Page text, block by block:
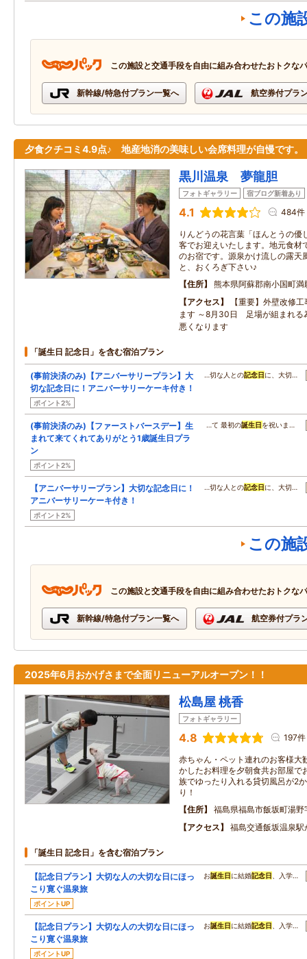
この施
この施設と交通手段を自由に組み合わせたおトクな
新幹線/特急付プラン一覧へ 航空券付プラ
夕食クチコミ4.9点♪ 地産地消の美味しい会席料理が自慢です。
黒川温泉 夢龍胆
フォトギャラリー 宿ブログ新着あり
4.1 484件
りんどうの花言葉「ほんとうの優
客でお迎えいたします。地元食材
のお宿です。源泉かけ流しの露天
と、おくろぎ下さい♪
住所
熊本県阿蘇郡南小国町
アクセス
【重要】外壁改修
ます ～8月30日 足場が組まれる
悪くなります
「誕生日 記念日」を含む宿泊プラン
(事前決済のみ)【アニバーサリープラン】大
切な記念日に！アニバーサリーケーキ付き！
ポイント2%
…切な人との記念日 に、大切…
(事前決済のみ)【ファーストバースデー】生
まれて来てくれてありがとう1歳誕生日プラ
ン
ポイント2%
…て 最初の誕生日 を祝いま…
【アニバーサリープラン】大切な記念日に！
アニバーサリーケーキ付き！
ポイント2%
…切な人との記念日 に、大切…
この施
この施設と交通手段を自由に組み合わせたおトクな
新幹線/特急付プラン一覧へ 航空券付プラ
2025年6月おかげさまで全面リニューアルオープン！！
松島屋 桃香
フォトギャラリー
4.8 197件
赤ちゃん・ペット連れのお客様大
かしたお料理を夕朝食共お部屋で
族でゆったり入れる貸切風呂が2
り！
住所
福島県福島市飯坂町湯
アクセス
福島交通飯坂温泉駅
「誕生日 記念日」を含む宿泊プラン
【記念日プラン】大切な人の大切な日にほっ
こり寛ぐ温泉旅
ポイントUP
お誕生日 に結婚記念日 、入学…
【記念日プラン】大切な人の大切な日にほっ
こり寛ぐ温泉旅
ポイントUP
お誕生日 に結婚記念日 、入学…